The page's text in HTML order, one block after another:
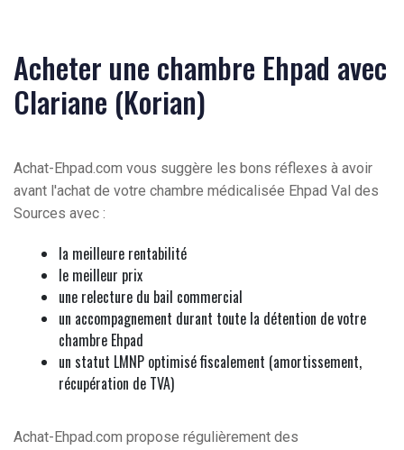
Acheter une chambre Ehpad avec
Clariane (Korian)
Achat-Ehpad.com vous suggère les bons réflexes à avoir
avant l'achat de votre chambre médicalisée Ehpad Val des
Sources avec :
la meilleure rentabilité
le meilleur prix
une relecture du bail commercial
un accompagnement durant toute la détention de votre
chambre Ehpad
un statut LMNP optimisé fiscalement (amortissement,
récupération de TVA)
Achat-Ehpad.com propose régulièrement des